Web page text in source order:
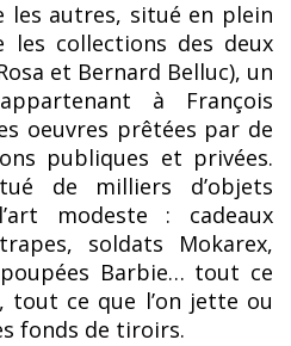
les autres, situé en plein
les collections des deux
et Bernard Belluc), un
à François
oeuvres prêtées par de
publiques et privées.
de milliers d’objets
modeste : cadeaux
soldats Mokarex,
Barbie… tout ce
ce que l’on jette ou
fonds de tiroirs.